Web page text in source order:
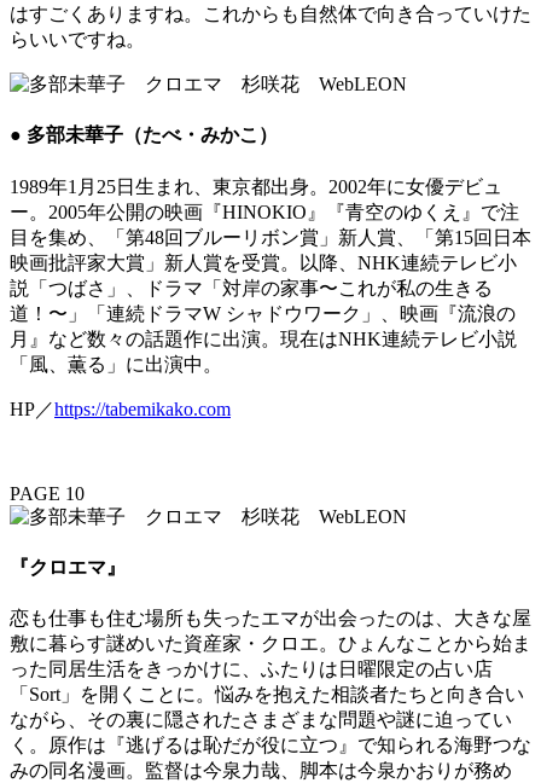
はすごくありますね。これからも自然体で向き合っていけた
らいいですね。
● 多部未華子（たべ・みかこ）
1989年1月25日生まれ、東京都出身。2002年に女優デビュ
ー。2005年公開の映画『HINOKIO』『青空のゆくえ』で注
目を集め、「第48回ブルーリボン賞」新人賞、「第15回日本
映画批評家大賞」新人賞を受賞。以降、NHK連続テレビ小
説「つばさ」、ドラマ「対岸の家事〜これが私の生きる
道！〜」「連続ドラマW シャドウワーク」、映画『流浪の
月』など数々の話題作に出演。現在はNHK連続テレビ小説
「風、薫る」に出演中。
HP／https://tabemikako.com
PAGE 10
『クロエマ』
恋も仕事も住む場所も失ったエマが出会ったのは、大きな屋
敷に暮らす謎めいた資産家・クロエ。ひょんなことから始ま
った同居生活をきっかけに、ふたりは日曜限定の占い店
「Sort」を開くことに。悩みを抱えた相談者たちと向き合い
ながら、その裏に隠されたさまざまな問題や謎に迫ってい
く。原作は『逃げるは恥だが役に立つ』で知られる海野つな
みの同名漫画。監督は今泉力哉、脚本は今泉かおりが務め